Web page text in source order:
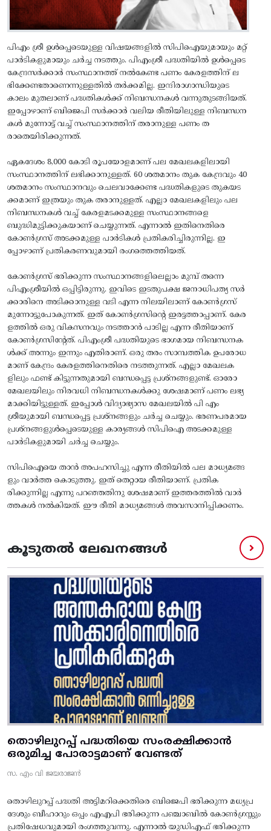
പിഎം ശ്രീ ഉൾപ്പെടെയുള്ള വിഷയങ്ങളിൽ സിപിഐയുമായും മറ്റ്
പാർടികളുമായും ചർച്ച നടത്തും. പിഎംശ്രീ പദ്ധതിയിൽ ഉൾപ്പെടെ
കേന്ദ്രസർക്കാർ സംസ്ഥാനത്ത് നൽകേണ്ട പണം കേരളത്തിന് ല
ഭിക്കേണ്ടതാണെന്നുള്ളതിൽ തർക്കമില്ല. ഇന്ദിരാഗാന്ധിയുടെ
കാലം മുതലാണ് പദ്ധതികൾക്ക് നിബന്ധനകൾ വന്നുതുടങ്ങിയത്.
ഇപ്പോഴാണ് ബിജെപി സർക്കാർ വലിയ രീതിയിലുള്ള നിബന്ധന
കൾ മുന്നോട്ട് വച്ച് സംസ്ഥാനത്തിന് തരാനുള്ള പണം ത
രാതെയിരിക്കുന്നത്.
ഏകദേശം 8,000 കോടി രൂപയോളമാണ് പല മേഖലകളിലായി
സംസ്ഥാനത്തിന് ലഭിക്കാനുള്ളത്. 60 ശതമാനം തുക കേന്ദ്രവും 40
ശതമാനം സംസ്ഥാനവും ചെലവാക്കേണ്ട പദ്ധതികളുടെ തുകയട
ക്കമാണ് ഇത്രയും തുക തരാനുള്ളത്. എല്ലാ മേഖലകളിലും പല
നിബന്ധനകൾ വച്ച് കേരളമടക്കമുള്ള സംസ്ഥാനങ്ങളെ
ബുദ്ധിമുട്ടിക്കുകയാണ് ചെയ്യുന്നത്. എന്നാൽ ഇതിനെതിരെ
കോൺ​ഗ്രസ് അടക്കമുള്ള പാർടികൾ പ്രതികരിച്ചിരുന്നില്ല. ഇ
പ്പോഴാണ് പ്രതികരണവുമായി രം​ഗത്തെത്തിയത്.
കോൺ​ഗ്രസ് ഭരിക്കുന്ന സംസ്ഥാനങ്ങളിലെല്ലാം മുമ്പ് തന്നെ
പിഎംശ്രീയിൽ ഒപ്പിട്ടിരുന്നു. ഇവിടെ ഇടതുപക്ഷ ജനാധിപത്യ സർ
ക്കാരിനെ അടിക്കാനുള്ള വടി എന്ന നിലയിലാണ് കോൺ​ഗ്രസ്
മുന്നോട്ടുപോകുന്നത്. ഇത് കോൺ​ഗ്രസിന്റെ ഇരട്ടത്താപ്പാണ്. കേര
ളത്തിൽ ഒരു വികസനവും നടത്താൻ പാടില്ല എന്ന രീതിയാണ്
കോൺ​ഗ്രസിന്റേത്. പിഎംശ്രീ പദ്ധതിയുടെ ഭാ​ഗമായ നിബന്ധനക
ൾക്ക് അന്നും ഇന്നും എതിരാണ്. ഒരു തരം സാമ്പത്തിക ഉപരോധ
മാണ് കേന്ദ്രം കേരളത്തിനെതിരെ നടത്തുന്നത്. എല്ലാ മേഖലക
ളിലും ഫണ്ട് കിട്ടുന്നതുമായി ബന്ധപ്പെട്ട പ്രശ്നങ്ങളുണ്ട്. ഓരോ
മേഖലയിലും നിരവധി നിബന്ധനകൾക്കു ശേഷമാണ് പണം ലഭ്യ
മാക്കിയിട്ടുള്ളത്. ഇപ്പോൾ വിദ്യാഭ്യാസ മേഖലയിൽ പി എം
ശ്രീയുമായി ബന്ധപ്പെട്ട പ്രശ്നങ്ങളും ചർച്ച ചെയ്യും. ഭരണപരമായ
പ്രശ്നങ്ങളുൾപ്പെടെയുള്ള കാര്യങ്ങൾ സിപിഐ അടക്കമുള്ള
പാർടികളുമായി ചർച്ച ചെയ്യും.
സിപിഐയെ താൻ അപഹസിച്ചു എന്ന രീതിയിൽ പല മാധ്യമങ്ങ
ളും വാർ‌ത്ത കൊടുത്തു. ഇത് തെറ്റായ രീതിയാണ്. പ്രതിക
രിക്കുന്നില്ല എന്നു പറഞ്ഞതിനു ശേഷമാണ് ഇത്തരത്തിൽ വാർ
ത്തകൾ നൽകിയത്. ഈ രീതി മാധ്യമങ്ങൾ അവസാനിപ്പിക്കണം.
കൂടുതൽ ലേഖനങ്ങൾ
തൊഴിലുറപ്പ് പദ്ധതിയെ സംരക്ഷിക്കാൻ
ഒരുമിച്ച പോരാട്ടമാണ് വേണ്ടത്
സ. എം വി ജയരാജൻ
തൊഴിലുറപ്പ് പദ്ധതി അട്ടിമറിക്കെതിരെ ബിജെപി ഭരിക്കുന്ന മധ്യപ്ര
ദേശും ബീഹാറും ഒപ്പം എഎപി ഭരിക്കുന്ന പഞ്ചാബിൽ കോൺഗ്രസ്സും
പ്രതിഷേധവുമായി രംഗത്തുവന്നു. എന്നാൽ യുഡിഎഫ് ഭരിക്കുന്ന